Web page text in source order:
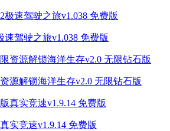
速驾驶之旅v1.038 免费版
源解锁海洋生存v2.0 无限钻石版
实竞速v1.9.14 免费版